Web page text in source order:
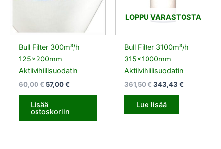
Bull Filter 300m³/h
125x200mm
Aktiivihiilisuodatin
60,00€ 57,00€
Lisää
ostoskoriin
LOPPU VARASTOSTA
Bull Filter 3100m³/h
315x1000mm
Aktiivihiilisuodatin
361,50€ 343,43 €
Lue lisää